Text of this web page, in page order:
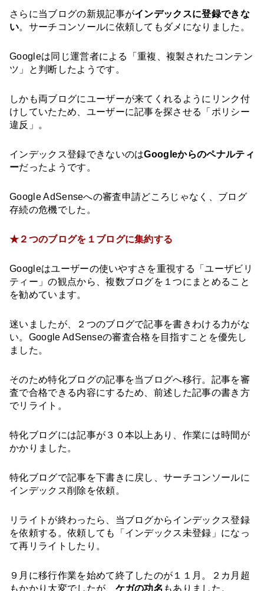
さらに当ブログの新規記事がインデックスに登録できな
い。サーチコンソールに依頼してもダメになりました。
Googleは同じ運営者による「重複、複製されたコンテン
ツ」と判断したようです。
しかも両ブログにユーザーが来てくれるようにリンク付
けしていたため、ユーザーに記事を探させる「ポリシー
違反」。
インデックス登録できないのはGoogleからのペナルティ
ーだったようです。
Google AdSenseへの審査申請どころじゃなく、ブログ
存続の危機でした。
★２つのブログを１ブログに集約する
Googleはユーザーの使いやすさを重視する「ユーザビリ
ティー」の観点から、複数ブログを１つにまとめること
を勧めています。
迷いましたが、２つのブログで記事を書きわける力がな
い。Google AdSenseの審査合格を目指すことを優先し
ました。
そのため特化ブログの記事を当ブログへ移行。記事を審
査で合格できる内容にするため、前述した記事の書き方
でリライト。
特化ブログには記事が３０本以上あり、作業には時間が
かかりました。
特化ブログで記事を下書きに戻し、サーチコンソールに
インデックス削除を依頼。
リライトが終わったら、当ブログからインデックス登録
を依頼する。依頼しても「インデックス未登録」になっ
て再リライトしたり。
９月に移行作業を始めて終了したのが１１月。２カ月超
もかかり大変でしたが、 ケガの功名 もありました。